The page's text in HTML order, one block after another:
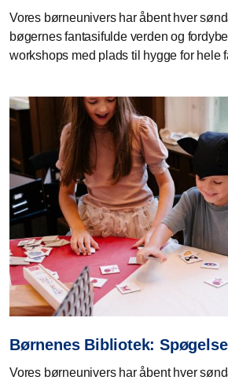
Vores børneunivers har åbent hver
bøgernes fantasifulde verden og
workshops med plads til hygge for hele
Børnenes Bibliotek:
Vores børneunivers har åbent hver